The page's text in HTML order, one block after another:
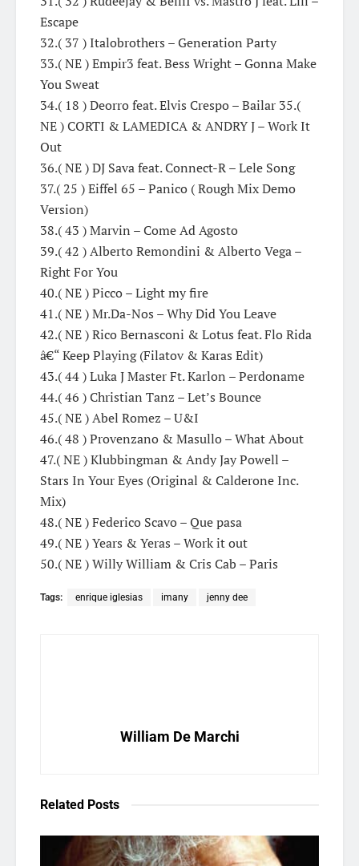
Escape
32.( 37 ) Italobrothers – Generation Party
33.( NE ) Empir3 feat. Bess Wright – Gonna Make
You Sweat
34.( 18 ) Deorro feat. Elvis Crespo – Bailar 35.(
NE ) CORTI & LAMEDICA & ANDRY J – Work It
Out
36.( NE ) DJ Sava feat. Connect-R – Lele Song
37.( 25 ) Eiffel 65 – Panico ( Rough Mix Demo
Version)
38.( 43 ) Marvin – Come Ad Agosto
39.( 42 ) Alberto Remondini & Alberto Vega –
Right For You
40.( NE ) Picco – Light my fire
41.( NE ) Mr.Da-Nos – Why Did You Leave
42.( NE ) Rico Bernasconi & Lotus feat. Flo Rida
â€“ Keep Playing (Filatov & Karas Edit)
43.( 44 ) Luka J Master Ft. Karlon – Perdoname
44.( 46 ) Christian Tanz – Let’s Bounce
45.( NE ) Abel Romez – U&I
46.( 48 ) Provenzano & Masullo – What About
47.( NE ) Klubbingman & Andy Jay Powell –
Stars In Your Eyes (Original & Calderone Inc.
Mix)
48.( NE ) Federico Scavo – Que pasa
49.( NE ) Years & Yeras – Work it out
50.( NE ) Willy William & Cris Cab – Paris
Tags: enrique iglesias imany jenny dee
William De Marchi
Related Posts